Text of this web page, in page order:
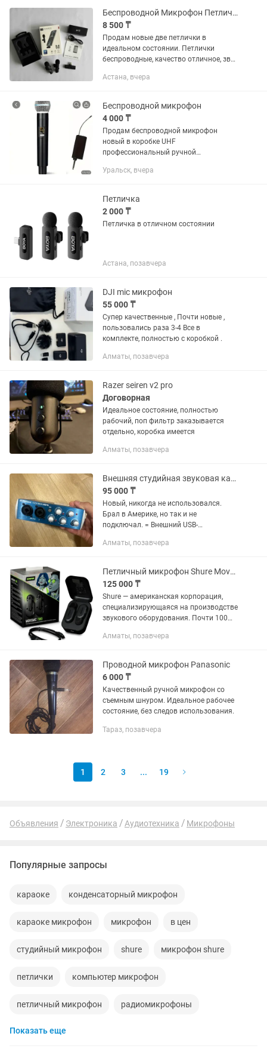
Беспроводной Микрофон Петличка К11
8 500 ₸
Продам новые две петлички в
идеальном состоянии. Петлички
беспроводные, качество отличное, звук
iPhone 15 также подходит на другие
Астана, вчера
Беспроводной микрофон
4 000 ₸
Продам беспроводной микрофон
новый в коробке UHF
профессиональный ручной
приёмником и усилителем и РА
Уральск, вчера
Петличка
2 000 ₸
Петличка в отличном состоянии
Астана, позавчера
DJI mic микрофон
55 000 ₸
Супер качественные , Почти новые ,
пользовались раза 3-4 Все в
комплекте, полностью с коробкой .
Алматы, позавчера
Razer seiren v2 pro
Договорная
Идеальное состояние, полностью
рабочий, поп фильтр заказывается
отдельно, коробка имеется
Алматы, позавчера
Внешняя студийная звуковая карта PreSonus AudioBox USB 96
95 000 ₸
Новый, никогда не использовался.
Брал в Америке, но так и не
подключал. = Внешний USB-
кГц. 2 микрофонных/
Combo Jack/XLR с...
Алматы, позавчера
Петличный микрофон Shure MoveMic Two
125 000 ₸
Shure — американская корпорация,
специализирующаяся на производстве
звукового оборудования. Почти 100
области микрофонов и
интересен....
Алматы, позавчера
Проводной микрофон Panasonic
6 000 ₸
Качественный ручной микрофон со
съемным шнуром. Идеальное рабочее
состояние, без следов использования.
Тараз, позавчера
1 2 3 ... 19
Объявления Электроника Аудиотехника Микрофоны
Популярные запросы
караоке конденсаторный микрофон
караоке микрофон микрофон в цен
студийный микрофон shure микрофон shure
петлички компьютер микрофон
петличный микрофон радиомикрофоны
микрафон
Показать еще